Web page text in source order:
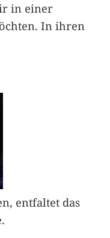
in einer
In ihren
entfaltet das